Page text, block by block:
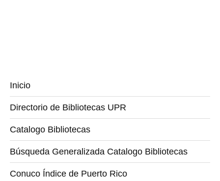
Inicio
Directorio de Bibliotecas UPR
Catalogo Bibliotecas
Búsqueda Generalizada Catalogo Bibliotecas
Conuco Índice de Puerto Rico